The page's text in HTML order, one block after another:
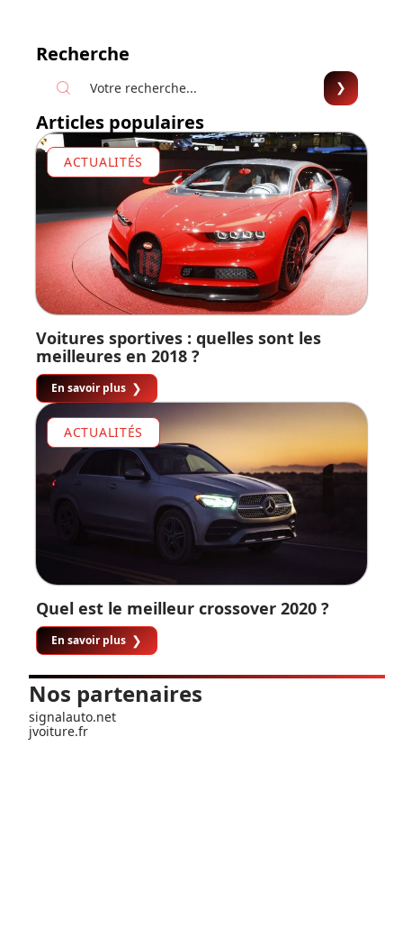
Recherche
Articles populaires
ACTUALITÉS
Voitures sportives : quelles sont les
meilleures en 2018 ?
En savoir plus
ACTUALITÉS
Quel est le meilleur crossover 2020 ?
En savoir plus
Nos partenaires
signalauto.net
jvoiture.fr